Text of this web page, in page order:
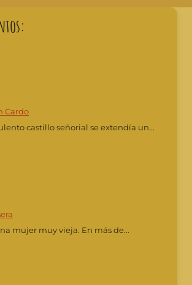
Cardo
castillo señorial se extendía un...
mujer muy vieja. En más de...